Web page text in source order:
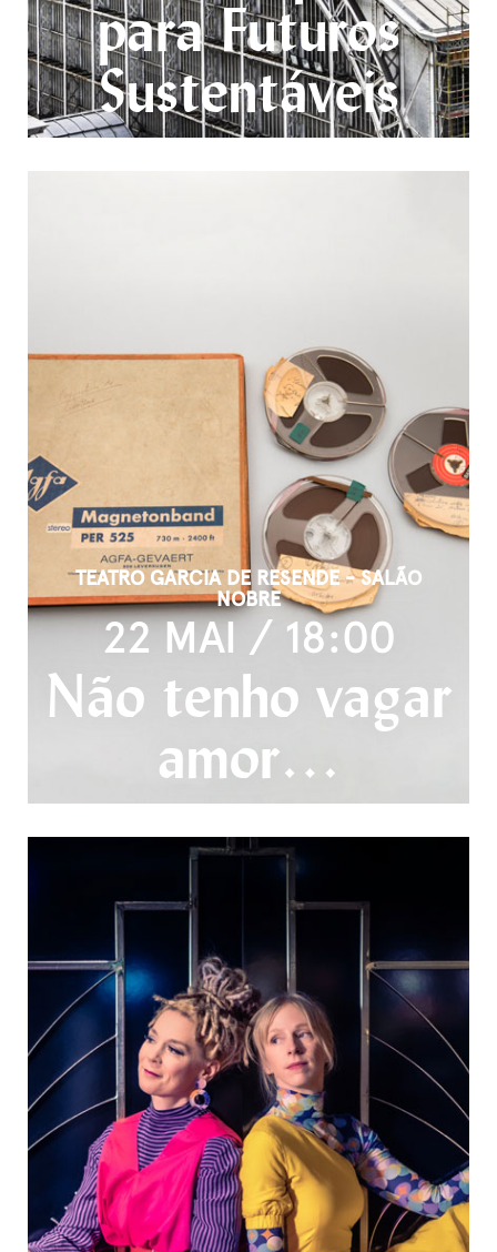
para Futuros
Sustentáveis
TEATRO GARCIA DE RESENDE - SALÃO
NOBRE
22 MAI / 18:00
Não tenho vagar
amor…